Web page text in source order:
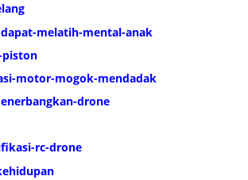
melatih-mental-anak
piston
motor-mogok-mendadak
drone
rc-drone